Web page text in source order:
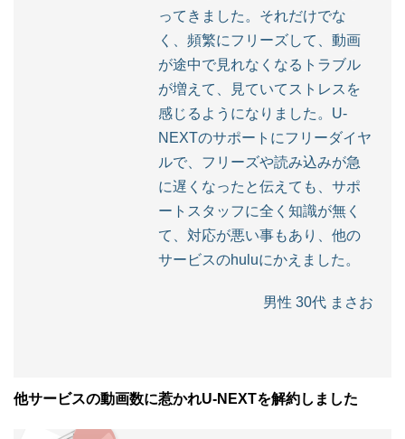
ってきました。それだけでな
く、頻繁にフリーズして、動画
が途中で見れなくなるトラブル
が増えて、見ていてストレスを
感じるようになりました。U-
NEXTのサポートにフリーダイヤ
ルで、フリーズや読み込みが急
に遅くなったと伝えても、サポ
ートスタッフに全く知識が無く
て、対応が悪い事もあり、他の
サービスのhuluにかえました。
男性 30代 まさお
他サービスの動画数に惹かれU-NEXTを解約しました